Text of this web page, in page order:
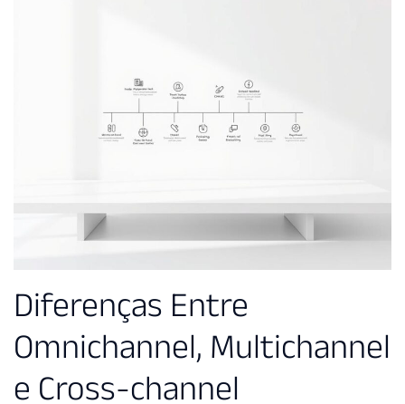
Diferenças Entre
Omnichannel, Multichannel
e Cross-channel